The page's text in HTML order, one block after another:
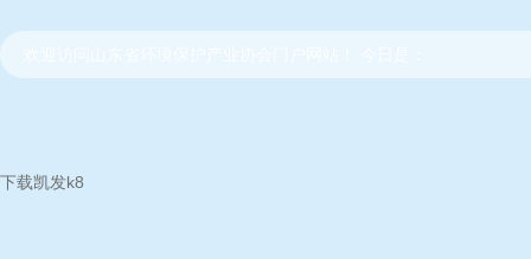
下载凯发k8